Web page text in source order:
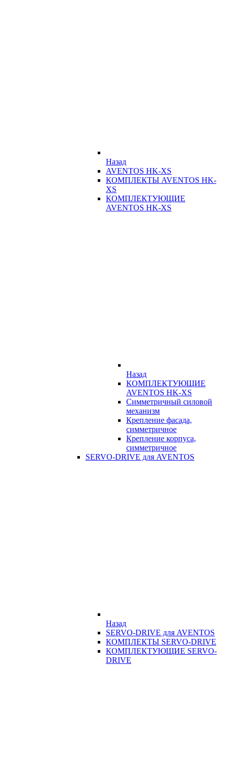
Назад
AVENTOS HK-XS
КОМПЛЕКТЫ AVENTOS HK-
XS
КОМПЛЕКТУЮЩИЕ
AVENTOS HK-XS
Назад
КОМПЛЕКТУЮЩИЕ
AVENTOS HK-XS
Симметричный силовой
механизм
Крепление фасада,
симметричное
Крепление корпуса,
симметричное
SERVO-DRIVE для AVENTOS
Назад
SERVO-DRIVE для AVENTOS
КОМПЛЕКТЫ SERVO-DRIVE
КОМПЛЕКТУЮЩИЕ SERVO-
DRIVE